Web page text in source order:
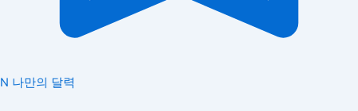
N 나만의 달력